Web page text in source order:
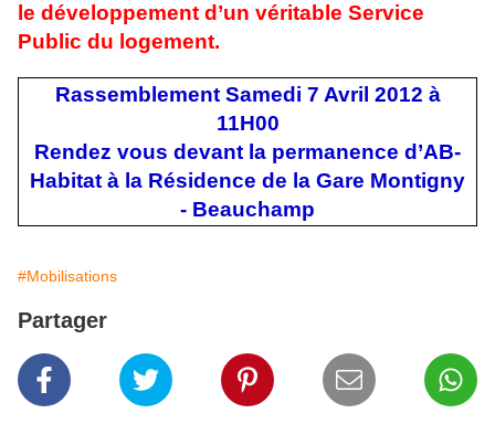
le développement d’un véritable Service
Public du logement.
Rassemblement Samedi 7 Avril 2012 à
11H00
Rendez vous devant la permanence d’AB-
Habitat à la Résidence de la Gare Montigny
- Beauchamp
#Mobilisations
Partager